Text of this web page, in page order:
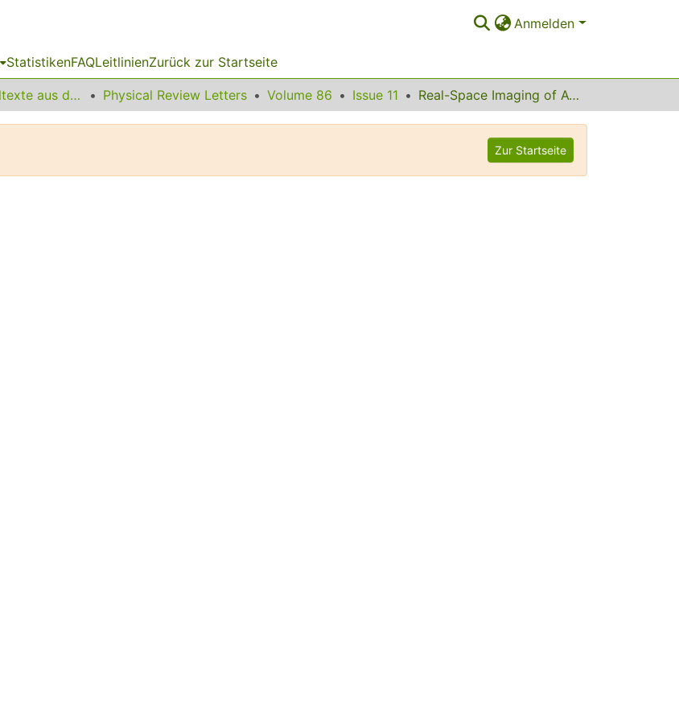
Anmelden
StatistikenFAQLeitlinienZurück zur Startseite
Sonstige Volltexte aus dem Bibliotheksangebot Physical Review Letters Volume 86 Issue 11 Real-Space Imaging of Atomic Structure with White X Rays
Zur Startseite